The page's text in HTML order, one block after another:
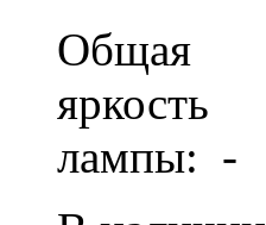
Общая
яркость
лампы: -